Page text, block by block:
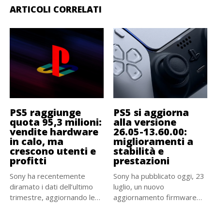
ARTICOLI CORRELATI
PS5 raggiunge
quota 95,3 milioni:
vendite hardware
in calo, ma
crescono utenti e
profitti
Sony ha recentemente
diramato i dati dell’ultimo
trimestre, aggiornando le
PS5 si aggiorna
alla versione
26.05-13.60.00:
miglioramenti a
stabilità e
prestazioni
Sony ha pubblicato oggi, 23
luglio, un nuovo
aggiornamento firmware